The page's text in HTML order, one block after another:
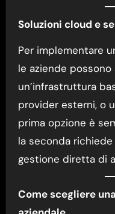
Soluzioni cloud e
Per implementare
le aziende
un’infrastruttura
provider esterni, o
prima opzione è
la seconda
gestione diretta di
Come scegliere